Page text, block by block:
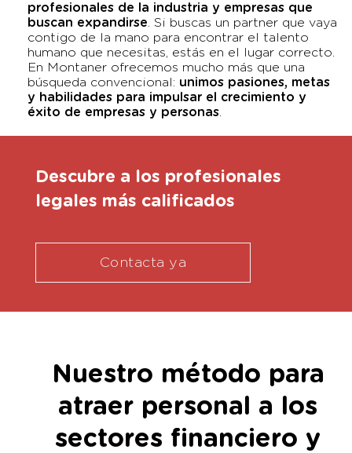
profesionales de la industria y empresas que
buscan expandirse . Si buscas un partner que vaya
contigo de la mano para encontrar el talento
humano que necesitas, estás en el lugar correcto.
En Montaner ofrecemos mucho más que una
búsqueda convencional: unimos pasiones, metas
y habilidades para impulsar el crecimiento y
éxito de empresas y personas
Descubre a los profesionales
legales más calificados
Contacta ya
Nuestro método para
atraer personal a los
sectores financiero y